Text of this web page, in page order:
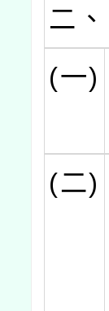
二、
(一)
(二)